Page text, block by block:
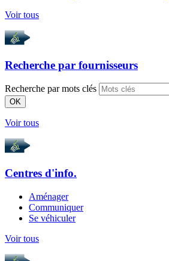
Voir tous
Recherche par fournisseurs
Recherche par mots clés
OK
Voir tous
Centres d'info.
Aménager
Communiquer
Se véhiculer
Voir tous